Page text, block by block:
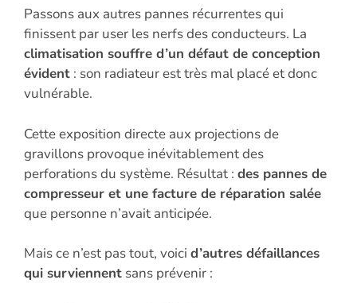
Passons aux autres pannes récurrentes qui
finissent par user les nerfs des conducteurs. La
climatisation souffre d’un défaut de conception
évident : son radiateur est très mal placé et donc
vulnérable.
Cette exposition directe aux projections de
gravillons provoque inévitablement des
perforations du système. Résultat : des pannes de
compresseur et une facture de réparation salée
que personne n’avait anticipée.
Mais ce n’est pas tout, voici d’autres défaillances
qui surviennent sans prévenir :